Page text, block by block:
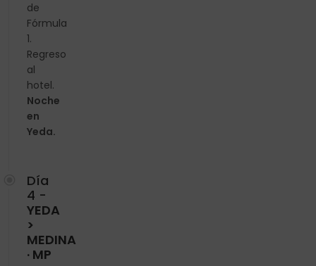
de
Fórmula
1.
Regreso
al
hotel.
Noche
en
Yeda.
Día
4 -
YEDA
>
MEDINA
· MP